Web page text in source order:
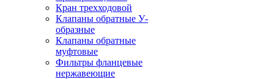
Кран трехходовой
Клапаны обратные У-
образные
Клапаны обратные
муфтовые
Фильтры фланцевые
нержавеющие